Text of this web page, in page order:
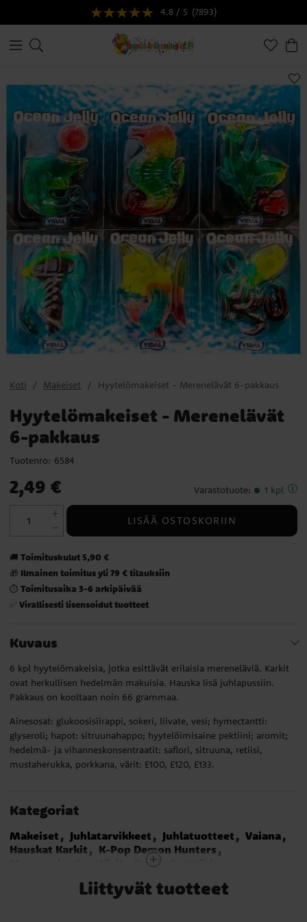
4.8 / 5 (7893)
Koti Makeiset Hyytelömakeiset - Merenelävät 6-pakkaus
Hyytelömakeiset - Merenelävät
6-pakkaus
Tuotenro: 6584
Hinta :2,49 €
2,49 € Varastotuote: 1 kpl
LISÄÄ OSTOSKORIIN
🚚 Toimituskulut 5,90 €
🎁 Ilmainen toimitus yli 79 € tilauksiin
⏱️ Toimitusaika 3-6 arkipäivää
✅ Virallisesti lisensoidut tuotteet
Kuvaus
6 kpl hyytelömakeisia, jotka esittävät erilaisia mereneläviä. Karkit
ovat herkullisen hedelmän makuisia. Hauska lisä juhlapussiin.
Pakkaus on kooltaan noin 66 grammaa.
Ainesosat: glukoosisiirappi, sokeri, liivate, vesi; hymectantti:
glyseroli; hapot: sitruunahappo; hyytelöimisaine pektiini; aromit;
hedelmä- ja vihanneskonsentraatit: saflori, sitruuna, retiisi,
mustaherukka, porkkana, värit: E100, E120, E133.
Kategoriat
Makeiset Juhlatarvikkeet Juhlatuotteet
Vaiana
Hauskat Karkit
K-Pop Demon Hunters
Panda Synttärit
Monster High
Bluey Smurffit
Dragon Ball
Liittyvät tuotteet